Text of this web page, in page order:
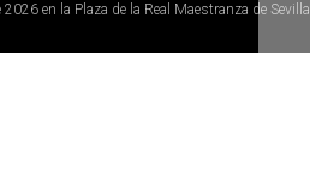
en la Plaza de la Real Maestranza de Sevilla